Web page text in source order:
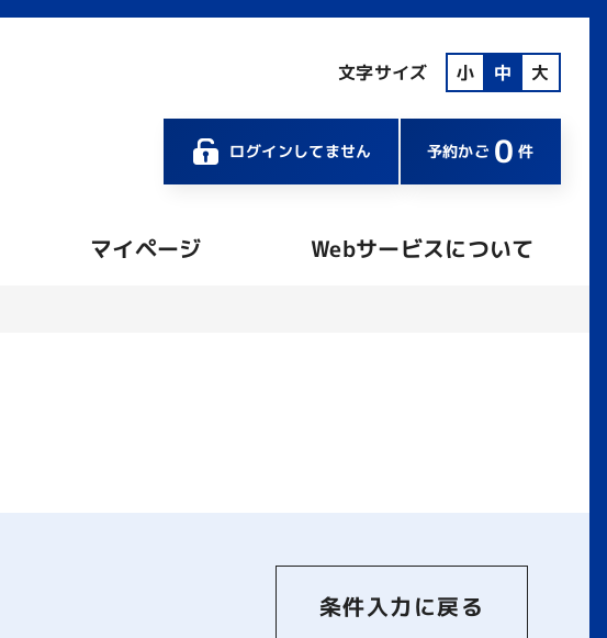
文字サイズ 小 中 大
ログインしてません 予約かご 0 件
マイページ Webサービスについて
条件入力に戻る